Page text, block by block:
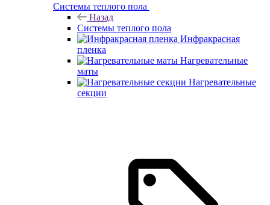
Системы теплого пола
Назад
Системы теплого пола
Инфракрасная
пленка
Нагревательные
маты
Нагревательные
секции